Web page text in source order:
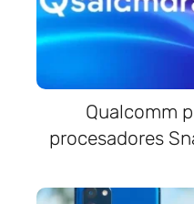
Qualcomm
procesadores